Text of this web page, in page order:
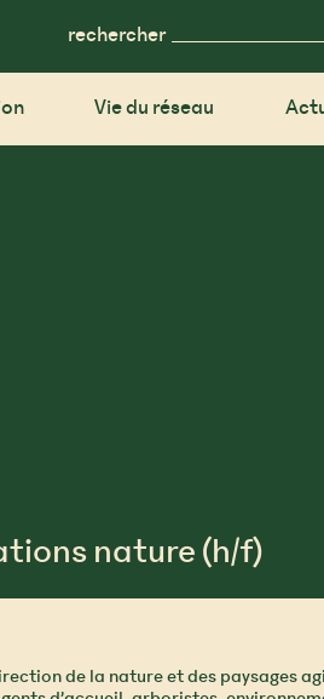
rechercher
Vie du réseau
nature (h/f)
de la nature et des paysages